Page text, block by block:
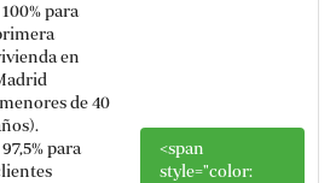
100% para
en
de 40
97,5% para
<span
style="color: